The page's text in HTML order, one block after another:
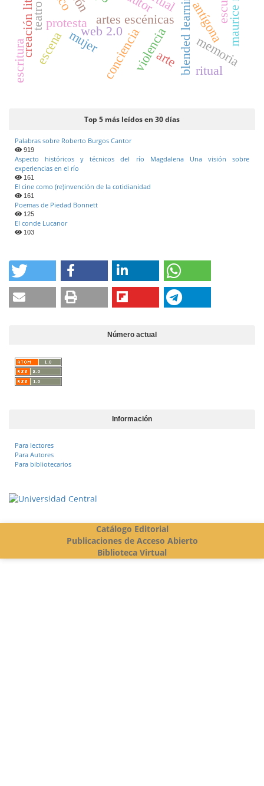
web 2.0 blended learningantígona
mujer
protesta
teatro
violencia
artes escénicas
memoria
ritual
conciencia
escena arte
escritura
Top 5 más leídos en 30 días
Palabras sobre Roberto Burgos Cantor
919
Aspecto históricos y técnicos del río Magdalena Una visión sobre
experiencias en el río
161
El cine como (re)invención de la cotidianidad
161
Poemas de Piedad Bonnett
125
El conde Lucanor
103
Número actual
Información
Para lectores
Para Autores
Para bibliotecarios
Vigilada Mineducación
Catálogo Editorial
Publicaciones de Acceso Abierto
Biblioteca Virtual